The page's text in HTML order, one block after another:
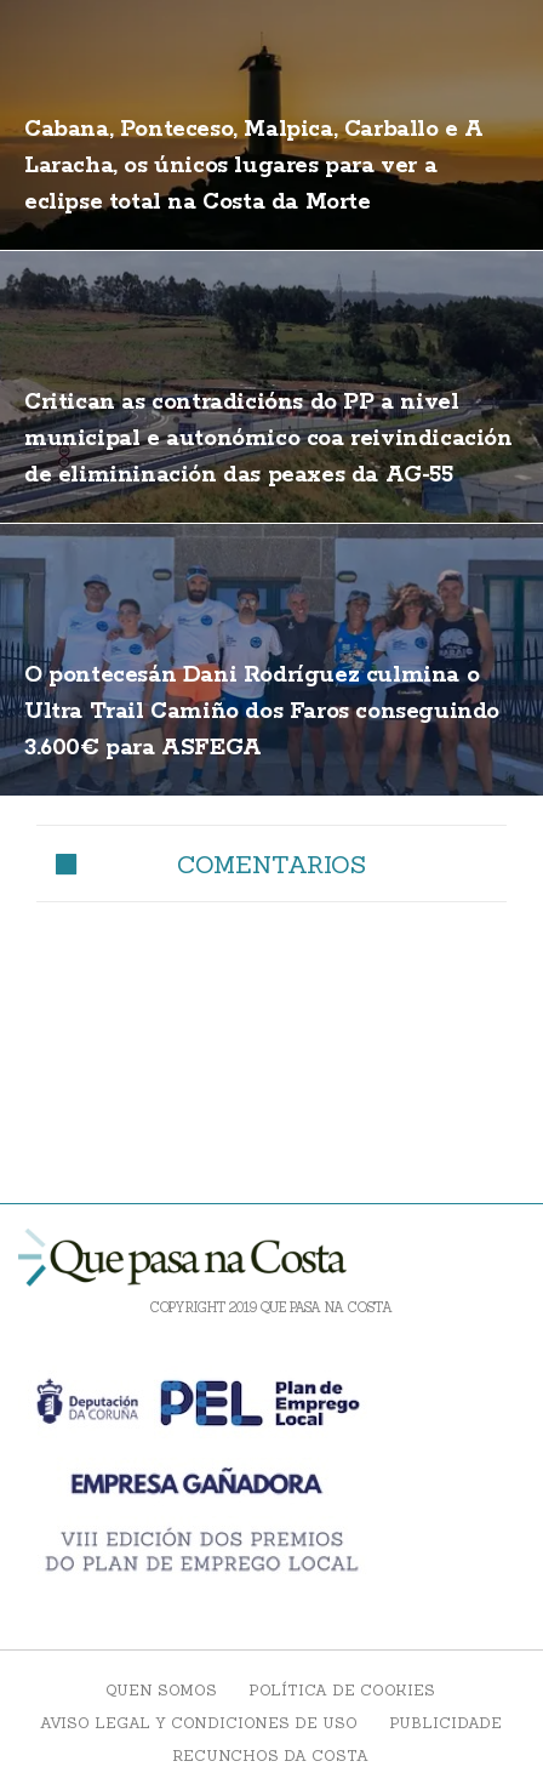
Cabana, Ponteceso, Malpica, Carballo e A
Laracha, os únicos lugares para ver a
eclipse total na Costa da Morte
Critican as contradicións do PP a nivel
municipal e autonómico coa reivindicación
de elimininación das peaxes da AG-55
O pontecesán Dani Rodríguez culmina o
Ultra Trail Camiño dos Faros conseguindo
3.600€ para ASFEGA
COMENTARIOS
COPYRIGHT 2019 QUE PASA NA COSTA
QUEN SOMOS
POLÍTICA DE COOKIES
AVISO LEGAL Y CONDICIONES DE USO
PUBLICIDADE
RECUNCHOS DA COSTA